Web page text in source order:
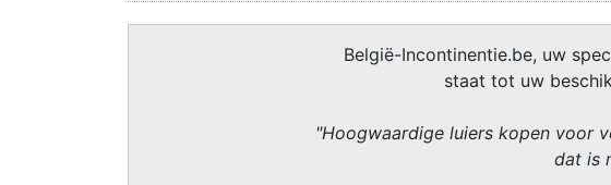
België-Incontinentie.be, uw
staat tot uw
"Hoogwaardige luiers kopen voor
dat is